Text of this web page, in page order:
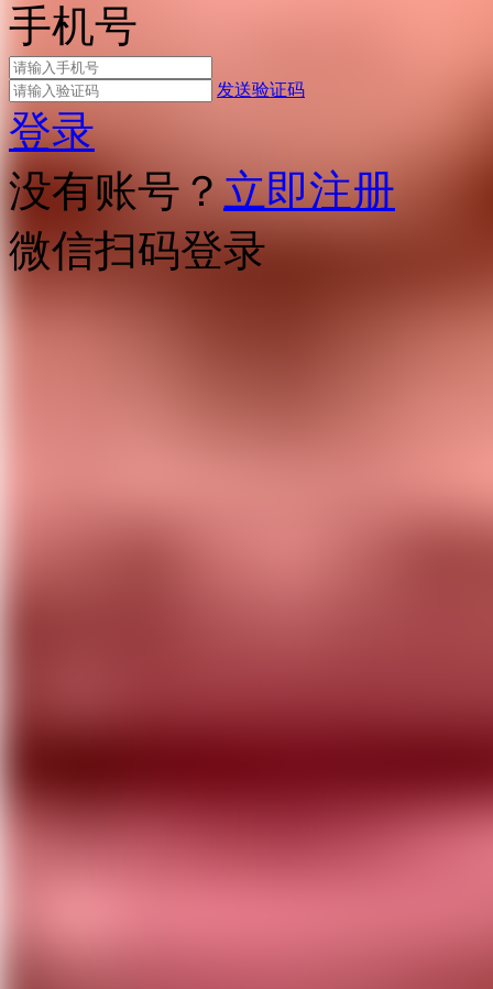
手机号
发送验证码
登录
没有账号？ 立即注册
微信扫码登录